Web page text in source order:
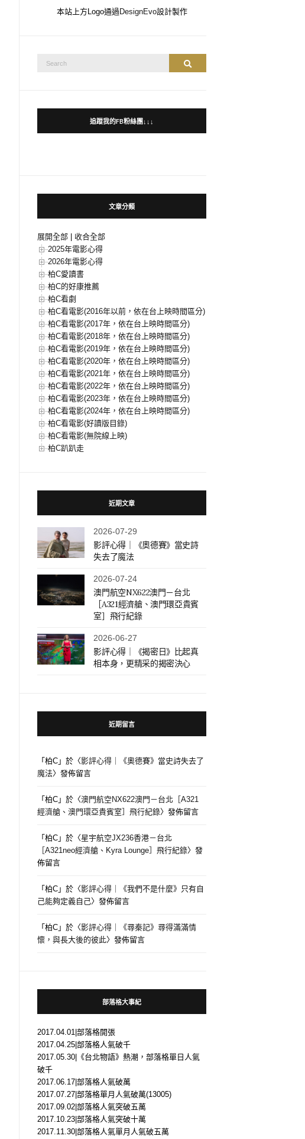
本站上方Logo通過 DesignEvo設計製作
Search
Search
追蹤我的FB粉絲團↓↓↓
文章分類
展開全部
收合全部
2025年電影心得
2026年電影心得
柏C愛讀書
柏C的好康推薦
柏C看劇
柏C看電影(2016年以前，依在台上映時間區分)
柏C看電影(2017年，依在台上映時間區分)
柏C看電影(2018年，依在台上映時間區分)
柏C看電影(2019年，依在台上映時間區分)
柏C看電影(2020年，依在台上映時間區分)
柏C看電影(2021年，依在台上映時間區分)
柏C看電影(2022年，依在台上映時間區分)
柏C看電影(2023年，依在台上映時間區分)
柏C看電影(2024年，依在台上映時間區分)
柏C看電影(好讀版目錄)
柏C看電影(無院線上映)
柏C趴趴走
近期文章
2026-07-29
影評心得｜《奧德賽》當史詩
失去了魔法
2026-07-24
澳門航空NX622澳門－台北
［A321經濟艙、澳門環亞貴賓
室］飛行紀錄
2026-06-27
影評心得｜《揭密日》比起真
相本身，更精采的揭密決心
近期留言
「柏C 」於〈影評心得｜《奧德賽》當史詩失去了
魔法〉發佈留言
「柏C 」於〈澳門航空NX622澳門－台北［A321
經濟艙、澳門環亞貴賓室］飛行紀錄〉發佈留言
「柏C 」於〈星宇航空JX236香港－台北
［A321neo經濟艙、Kyra Lounge］飛行紀錄〉發
佈留言
「柏C 」於〈影評心得｜《我們不是什麼》只有自
己能夠定義自己〉發佈留言
「柏C 」於〈影評心得｜《尋秦記》尋得滿滿情
懷，與長大後的彼此〉發佈留言
部落格大事紀
2017.04.01|部落格開張
2017.04.25|部落格人氣破千
2017.05.30|《台北物語》熱潮，部落格單日人氣
破千
2017.06.17|部落格人氣破萬
2017.07.27|部落格單月人氣破萬(13005)
2017.09.02|部落格人氣突破五萬
2017.10.23|部落格人氣突破十萬
2017.11.30|部落格人氣單月人氣破五萬